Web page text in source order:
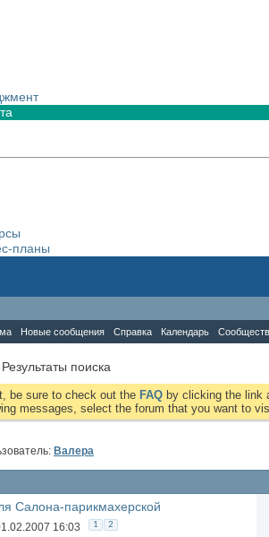
планы
Новые сообщения Справка Календарь
Результаты поиска
be sure to check out the FAQ by clicking the link
messages, select the forum that you want to
Валера
Салона-парикмахерской
16:03 1 2